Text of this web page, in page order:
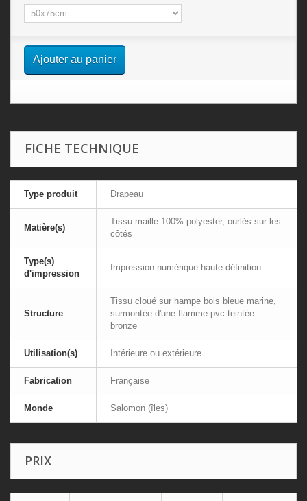
Ajouter au panier
FICHE TECHNIQUE
Type produit Drapeau
Matière(s)
Tissu maille 100% polyester, ourlés sur les
côtés
Type(s)
d'impression
Impression numérique haute définition
Structure
Tissu cloué sur hampe bois bleue marine,
surmontée d'une flamme pvc teintée
bronze
Utilisation(s) Intérieure ou extérieure
Fabrication Française
Monde Salomon (îles)
PRIX